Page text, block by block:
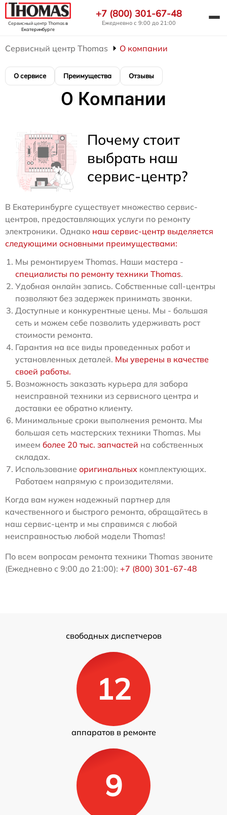
Сервисный центр Thomasв
Екатеринбурге
+7 (800) 301-67-48
Ежедневно с 9:00 до 21:00
Сервисный центр Thomas О компании
О сервисе Преимущества Отзывы
О Компании
Почему стоит
выбрать наш
сервис-центр?
В Екатеринбурге существует множество сервис-
центров, предоставляющих услуги по ремонту
электроники. Однако наш сервис-центр выделяется
следующими основными преимуществами:
Мы ремонтируем Thomas. Наши мастера -
специалисты по ремонту техники Thomas.
Удобная онлайн запись. Собственные call-центры
позволяют без задержек принимать звонки.
Доступные и конкурентные цены. Мы - большая
сеть и можем себе позволить удерживать рост
стоимости ремонта.
Гарантия на все виды проведенных работ и
установленных деталей. Мы уверены в качестве
своей работы.
Возможность заказать курьера для забора
неисправной техники из сервисного центра и
доставки ее обратно клиенту.
Минимальные сроки выполнения ремонта. Мы
большая сеть мастерских техники Thomas. Мы
имеем более 20 тыс. запчастей на собственных
складах.
Использование оригинальных комплектующих.
Работаем напрямую с произодителями.
Когда вам нужен надежный партнер для
качественного и быстрого ремонта, обращайтесь в
наш сервис-центр и мы справимся с любой
неисправностью любой модели Thomas!
По всем вопросам ремонта техники Thomas звоните
(Ежедневно с 9:00 до 21:00): +7 (800) 301-67-48
свободных диспетчеров
12
аппаратов в ремонте
9